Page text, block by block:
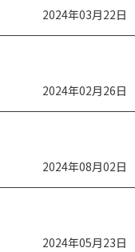
2024年03月22日
2024年02月26日
2024年08月02日
2024年05月23日